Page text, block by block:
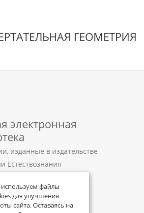
ГЕОМЕТРИЯ
электронная
изданные в издательстве
Естествознания
данных
файлы
для улучшения
сайта. Оставаясь на